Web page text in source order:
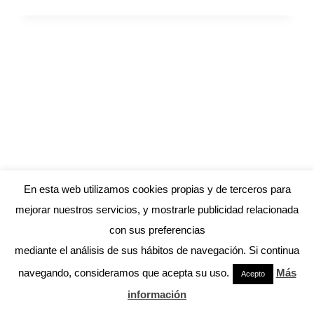
© 2026 ANDRÉS MACARIO
En esta web utilizamos cookies propias y de terceros para
mejorar nuestros servicios, y mostrarle publicidad relacionada
con sus preferencias
mediante el análisis de sus hábitos de navegación. Si continua
navegando, consideramos que acepta su uso.
Acepto
Más
información